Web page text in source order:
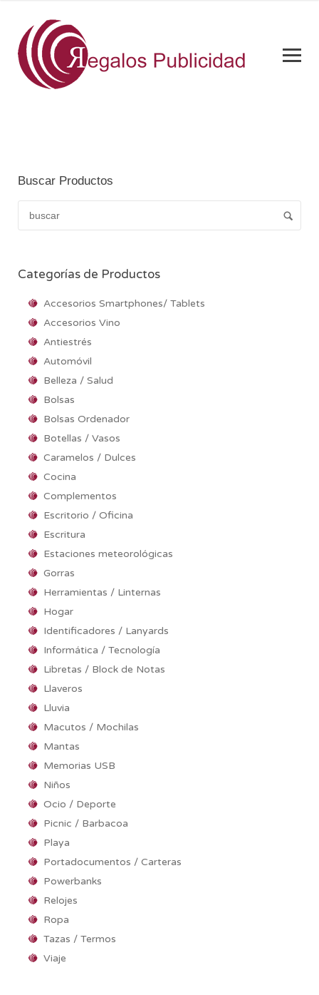
Buscar Productos
Categorías de Productos
Accesorios Smartphones/ Tablets
Accesorios Vino
Antiestrés
Automóvil
Belleza / Salud
Bolsas
Bolsas Ordenador
Botellas / Vasos
Caramelos / Dulces
Cocina
Complementos
Escritorio / Oficina
Escritura
Estaciones meteorológicas
Gorras
Herramientas / Linternas
Hogar
Identificadores / Lanyards
Informática / Tecnología
Libretas / Block de Notas
Llaveros
Lluvia
Macutos / Mochilas
Mantas
Memorias USB
Niños
Ocio / Deporte
Picnic / Barbacoa
Playa
Portadocumentos / Carteras
Powerbanks
Relojes
Ropa
Tazas / Termos
Viaje